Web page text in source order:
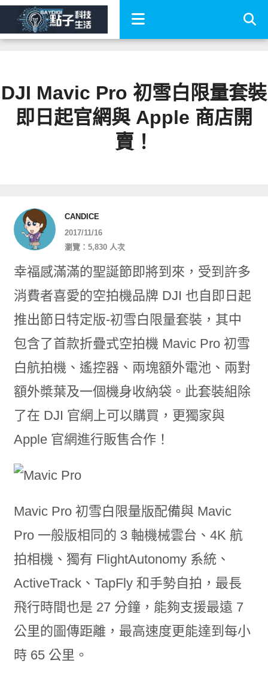
DJI Mavic Pro 初雪白限量套裝
即日起官網與 Apple 商店開
賣！
CANDICE
2017/11/16
瀏覽：5,830 人次
幸福感滿滿的聖誕節即將到來，受到許多
消費者喜愛的空拍機品牌 DJI 也自即日起
推出節日特定版-初雪白限量套裝，其中
包含了首款折疊式空拍機 Mavic Pro 初雪
白航拍機、遙控器、兩塊額外電池、兩對
額外槳葉及一個機身收納袋。此套裝組除
了在 DJI 官網上可以購買，更獨家與
Apple 官網進行販售合作！
Mavic Pro 初雪白限量版配備與 Mavic
Pro 一般版相同的 3 軸機械雲台、4K 航
拍相機、獨有 FlightAutonomy 系統、
ActiveTrack、TapFly 和手勢自拍，最長
飛行時間也是 27 分鐘，能夠支援最遠 7
公里的圖傳距離，最高速度更能達到每小
時 65 公里。